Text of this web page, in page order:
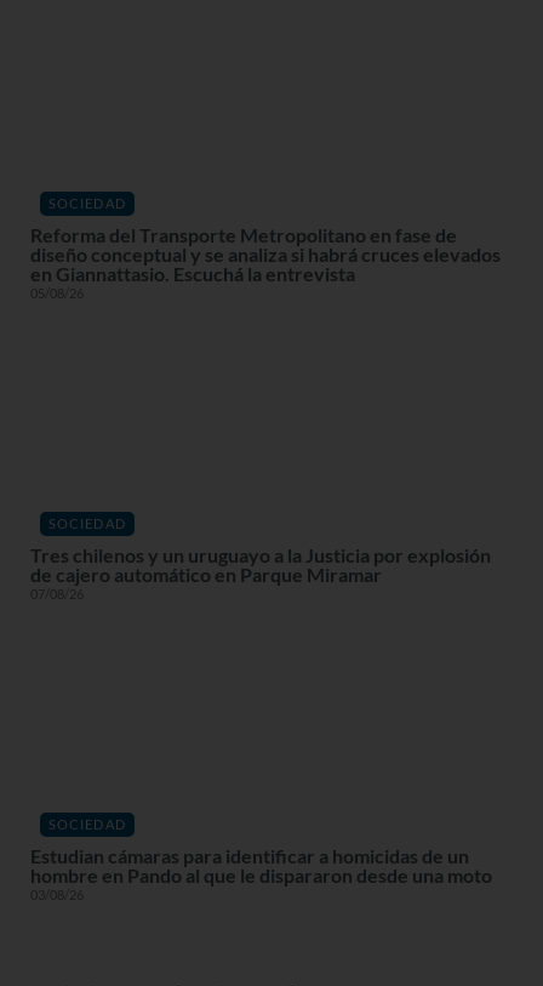
SOCIEDAD
Reforma del Transporte Metropolitano en fase de
diseño conceptual y se analiza si habrá cruces elevados
en Giannattasio. Escuchá la entrevista
05/08/26
SOCIEDAD
Tres chilenos y un uruguayo a la Justicia por explosión
de cajero automático en Parque Miramar
07/08/26
SOCIEDAD
Estudian cámaras para identificar a homicidas de un
hombre en Pando al que le dispararon desde una moto
03/08/26